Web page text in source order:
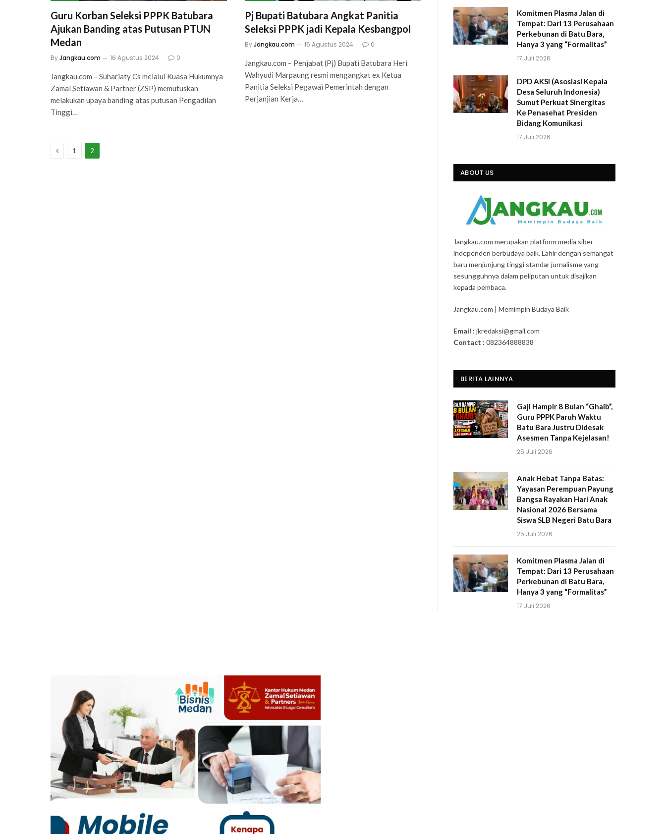
Guru Korban Seleksi PPPK Batubara
Ajukan Banding atas Putusan PTUN
Medan
ByJangkau.com 16 Agustus 2024 0
Jangkau.com – Suhariaty Cs melalui Kuasa Hukumnya
Zamal Setiawan & Partner (ZSP) memutuskan
melakukan upaya banding atas putusan Pengadilan
Tinggi…
Pj Bupati Batubara Angkat Panitia
Seleksi PPPK jadi Kepala Kesbangpol
ByJangkau.com 16 Agustus 2024 0
Jangkau.com – Penjabat (Pj) Bupati Batubara Heri
Wahyudi Marpaung resmi mengangkat ex Ketua
Panitia Seleksi Pegawai Pemerintah dengan
Perjanjian Kerja…
Previous
1 2
Komitmen Plasma Jalan di
Tempat: Dari 13 Perusahaan
Perkebunan di Batu Bara,
Hanya 3 yang “Formalitas”
17 Juli 2026
DPD AKSI (Asosiasi Kepala
Desa Seluruh Indonesia)
Sumut Perkuat Sinergitas
Ke Penasehat Presiden
Bidang Komunikasi
17 Juli 2026
ABOUT US
Jangkau.com merupakan platform media siber
independen berbudaya baik. Lahir dengan semangat
baru menjunjung tinggi standar jurnalisme yang
sesungguhnya dalam peliputan untuk disajikan
kepada pembaca.
Jangkau.com | Memimpin Budaya Baik
Email : jkredaksi@gmail.com
Contact : 082364888838
BERITA LAINNYA
Gaji Hampir 8 Bulan “Ghaib”,
Guru PPPK Paruh Waktu
Batu Bara Justru Didesak
Asesmen Tanpa Kejelasan!
25 Juli 2026
Anak Hebat Tanpa Batas:
Yayasan Perempuan Payung
Bangsa Rayakan Hari Anak
Nasional 2026 Bersama
Siswa SLB Negeri Batu Bara
25 Juli 2026
Komitmen Plasma Jalan di
Tempat: Dari 13 Perusahaan
Perkebunan di Batu Bara,
Hanya 3 yang “Formalitas”
17 Juli 2026